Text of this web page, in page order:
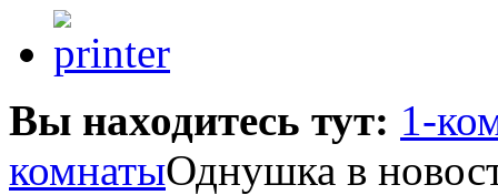
Вы находитесь тут: 1-
комнатыОднушка в